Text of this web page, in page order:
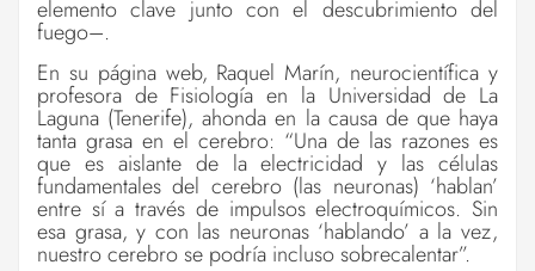
elemento clave junto con el descubrimiento del
fuego–.
En su página web, Raquel Marín, neurocientífica y
profesora de Fisiología en la Universidad de La
Laguna (Tenerife), ahonda en la causa de que haya
tanta grasa en el cerebro: “Una de las razones es
que es aislante de la electricidad y las células
fundamentales del cerebro (las neuronas) ‘hablan’
entre sí a través de impulsos electroquímicos. Sin
esa grasa, y con las neuronas ‘hablando’ a la vez,
nuestro cerebro se podría incluso sobrecalentar”.